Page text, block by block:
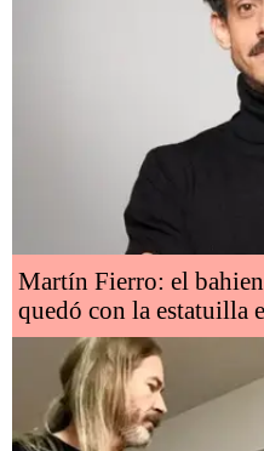
Martín Fierro: el
quedó con la estatuilla